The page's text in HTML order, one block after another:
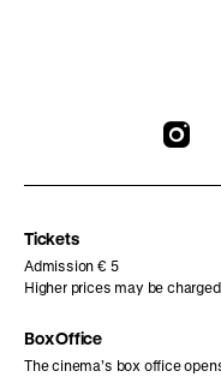
To
Tickets
Admission € 5
Higher prices may be
Box Office
The cinema’s box office